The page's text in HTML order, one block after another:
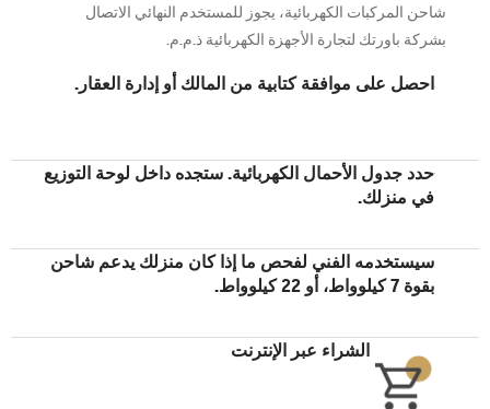
شاحن المركبات الكهربائية، يجوز للمستخدم النهائي الاتصال
بشركة باورتك لتجارة الأجهزة الكهربائية ذ.م.م.
احصل على موافقة كتابية من المالك أو إدارة العقار.
حدد جدول الأحمال الكهربائية. ستجده داخل لوحة التوزيع
في منزلك.
سيستخدمه الفني لفحص ما إذا كان منزلك يدعم شاحن
بقوة 7 كيلوواط، أو 22 كيلوواط.
الشراء عبر الإنترنت